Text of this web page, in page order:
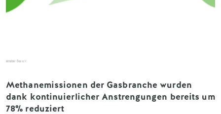
Methanemissionen der Gasbranche wurden
dank kontinuierlicher Anstrengungen bereits um
78% reduziert